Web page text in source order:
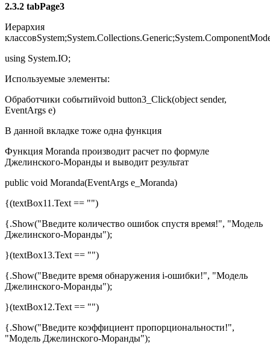
2.3.2 tabPage3
Иерархия
using System.IO;
Используемые элементы:
Обработчики событийvoid button3_Click(object sender,
EventArgs e)
В данной вкладке тоже одна функция
Функция Moranda производит расчет по формуле
Джелинского-Моранды и выводит результат
public void Moranda(EventArgs e_Moranda)
{(textBox11.Text == "")
{.Show("Введите количество ошибок спустя время!", "Модель
Джелинского-Моранды");
}(textBox13.Text == "")
{.Show("Введите время обнаружения i-ошибки!", "Модель
Джелинского-Моранды");
}(textBox12.Text == "")
{.Show("Введите коэффициент пропорциональности!",
"Модель Джелинского-Моранды");